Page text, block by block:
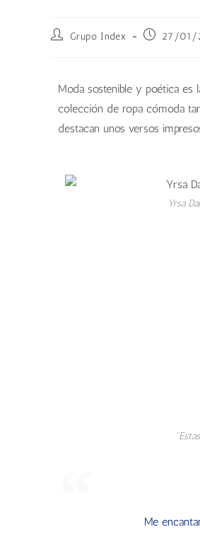
Grupo Index 27/01/
Moda sostenible y poética es
colección de ropa cómoda
destacan unos versos
Yrsa
Me